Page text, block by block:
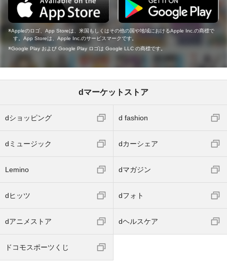
Appleのロゴ、App Storeは、米国もしくはその他の国や地域におけるApple Inc.の商標で
す。App Storeは、Apple Inc.のサービスマークです。
Google Play および Google Play ロゴは Google LLC の商標です。
dマーケットストア
dショッピング d fashion
dミュージック dカーシェア
Lemino dマガジン
dヒッツ dフォト
dアニメストア dヘルスケア
ドコモスポーツくじ